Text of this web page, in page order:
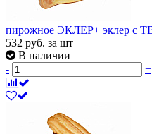
пирожное ЭКЛЕР+ эклер с
532 руб. за шт
В наличии
-
+